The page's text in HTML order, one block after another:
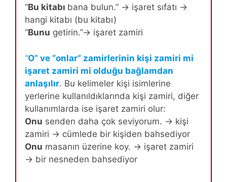
“Bu kitabı bana bulun.” → işaret sıfatı →
hangi kitabı (bu kitabı)
“Bunu getirin.”→ işaret zamiri
“O” ve “onlar” zamirlerinin kişi zamiri mi
işaret zamiri mi olduğu bağlamdan
anlaşılır. Bu kelimeler kişi isimlerine
yerlerine kullanıldıklarında kişi zamiri, diğer
kullanımlarda ise işaret zamiri olur:
Onu senden daha çok seviyorum. → kişi
zamiri → cümlede bir kişiden bahsediyor
Onu masanın üzerine koy. → işaret zamiri
→ bir nesneden bahsediyor